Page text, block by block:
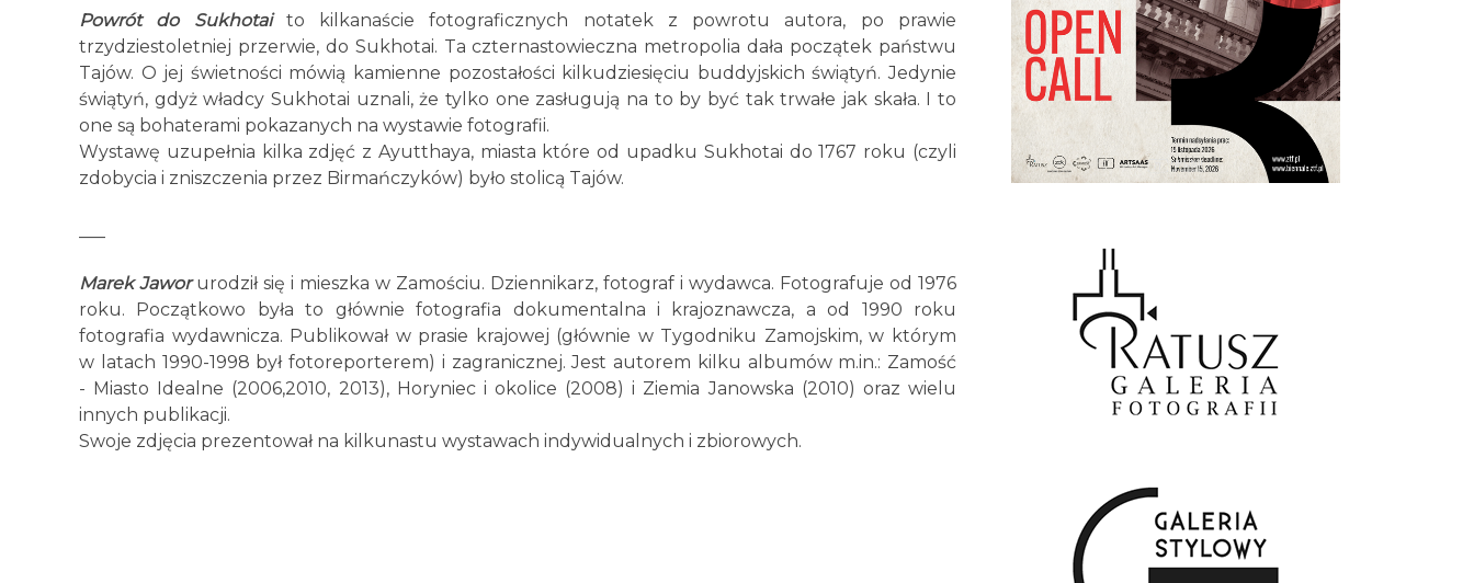
Powrót do Sukhotaito kilkanaście fotograficznych notatek z powrotu autora, po prawie
trzydziestoletniej przerwie, do Sukhotai. Ta czternastowieczna metropolia dała początek państwu
Tajów. O jej świetności mówią kamienne pozostałości kilkudziesięciu buddyjskich świątyń. Jedynie
świątyń, gdyż władcy Sukhotai uznali, że tylko one zasługują na to by być tak trwałe jak skała. I to
one są bohaterami pokazanych na wystawie fotografii.
Wystawę uzupełnia kilka zdjęć z Ayutthaya, miasta które od upadku Sukhotai do 1767 roku (czyli
zdobycia i zniszczenia przez Birmańczyków) było stolicą Tajów.
Marek Jaworurodził się i mieszka w Zamościu. Dziennikarz, fotograf i wydawca. Fotografuje od 1976
roku. Początkowo była to głównie fotografia dokumentalna i krajoznawcza, a od 1990 roku
fotografia wydawnicza. Publikował w prasie krajowej (głównie w Tygodniku Zamojskim, w którym
w latach 1990-1998 był fotoreporterem) i zagranicznej. Jest autorem kilku albumów m.in.: Zamość
- Miasto Idealne (2006,2010, 2013), Horyniec i okolice (2008) i Ziemia Janowska (2010) oraz wielu
innych publikacji.
Swoje zdjęcia prezentował na kilkunastu wystawach indywidualnych i zbiorowych.